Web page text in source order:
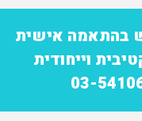
בהתאמה אישית
וייחודית